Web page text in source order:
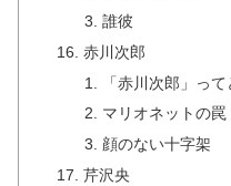
誰彼
赤川次郎
「赤川次郎」っ
マリオネットの罠
顔のない十字架
芹沢央